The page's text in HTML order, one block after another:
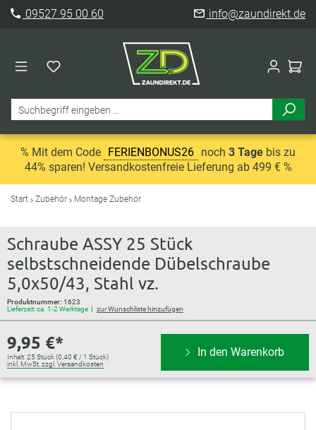
09527 95 00 60 info@zaundirekt.de
% Mit dem Code FERIENBONUS26 noch 3 Tage bis zu
44% sparen! Versandkostenfreie Lieferung ab 499 € %
Start Zubehör Montage Zubehör
Schraube ASSY 25 Stück
selbstschneidende Dübelschraube
5,0x50/43, Stahl vz.
Produktnummer: 1623
Lieferzeit: ca. 1-2 Werktage
zur Wunschliste hinzufügen
9,95 €*
Inhalt:25 Stück(0,40 € / 1 Stück)
inkl. MwSt. zzgl. Versandkosten
In den Warenkorb